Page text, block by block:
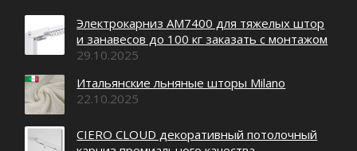
Электрокарниз AM7400 для тяжелых штор
и занавесов до 100 кг заказать с монтажом
29.10.2025
Итальянские льняные шторы Milano
22.10.2025
CIERO CLOUD декоративный потолочный